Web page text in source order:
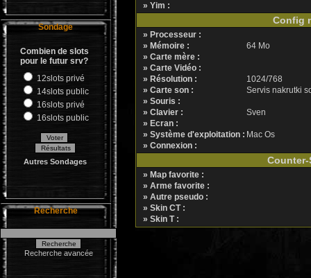
Sondage
Combien de slots
pour le futur srv?
12slots privé
14slots public
16slots privé
16slots public
Autres Sondages
Recherche
Recherche avancée
» Yim :
Config
» Processeur :
» Mémoire :
64 Mo
» Carte mère :
» Carte Vidéo :
» Résolution :
1024/768
» Carte son :
Servis nakrutki
» Souris :
» Clavier :
Sven
» Ecran :
» Système d'exploitation : Mac Os
» Connexion :
Counter-
» Map favorite :
» Arme favorite :
» Autre pseudo :
» Skin CT :
» Skin T :